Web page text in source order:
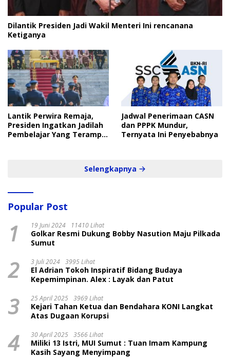
Dilantik Presiden Jadi Wakil Menteri Ini rencanana
Ketiganya
Lantik Perwira Remaja,
Presiden Ingatkan Jadilah
Pembelajar Yang Terampil
Jadwal Penerimaan CASN
dan PPPK Mundur,
Ternyata Ini Penyebabnya
Selengkapnya
Popular Post
1 19 Juni 2024 11410 Lihat
Golkar Resmi Dukung Bobby Nasution Maju Pilkada
Sumut
2 3 Juli 2024 3995 Lihat
El Adrian Tokoh Inspiratif Bidang Budaya
Kepemimpinan. Alex : Layak dan Patut
3 25 April 2025 3969 Lihat
Kejari Tahan Ketua dan Bendahara KONI Langkat
Atas Dugaan Korupsi
4 30 April 2025 3566 Lihat
Miliki 13 Istri, MUI Sumut : Tuan Imam Kampung
Kasih Sayang Menyimpang